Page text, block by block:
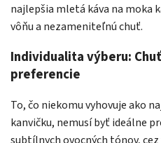
najlepšia mletá káva na moka
vôňu a nezameniteľnú chuť.
Individualita výberu:
preferencie
To, čo niekomu vyhovuje ako
kanvičku, nemusí byť ideálne